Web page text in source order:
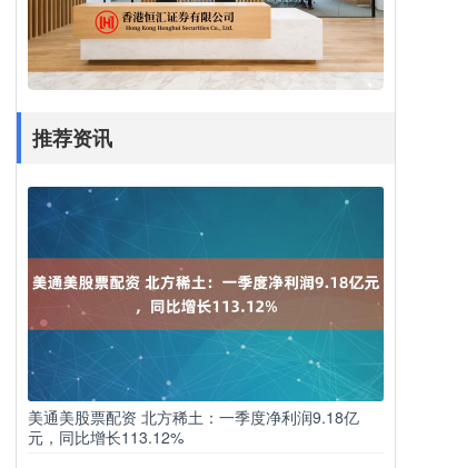
推荐资讯
美通美股票配资 北方稀土：一季度净利润9.18亿
元，同比增长113.12%